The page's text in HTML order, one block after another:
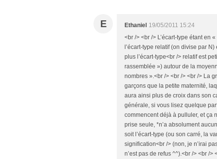
E Ethaniel 19/05/2011 15:24
<br /> <br /> L’écart-type étant en
l’écart-type relatif (on divise par
plus l’écart-type<br /> relatif est
rassemblée ») autour de la
nombres ».<br /> <br /> <br /> La
garçons que la petite maternité,
aura ainsi plus de croix dans son
générale, si vous lisez quelque
commencent déjà à pulluler, et ça
prise seule, *n’a absolument
soit l’écart-type (ou son carré, la
signification<br /> (non, je n’irai
n’est pas de refus ^^).<br /> <br /